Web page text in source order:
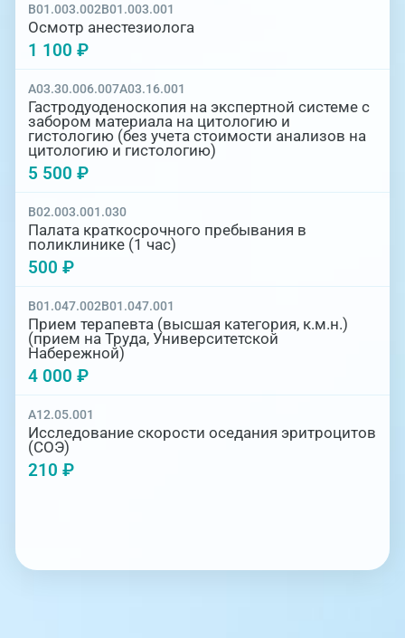
B01.003.002B01.003.001
Осмотр анестезиолога
1 100 ₽
A03.30.006.007A03.16.001
Гастродуоденоскопия на экспертной системе с
забором материала на цитологию и
гистологию (без учета стоимости анализов на
цитологию и гистологию)
5 500 ₽
B02.003.001.030
Палата краткосрочного пребывания в
поликлинике (1 час)
500 ₽
B01.047.002B01.047.001
Прием терапевта (высшая категория, к.м.н.)
(прием на Труда, Университетской
Набережной)
4 000 ₽
A12.05.001
Исследование скорости оседания эритроцитов
(СОЭ)
210 ₽